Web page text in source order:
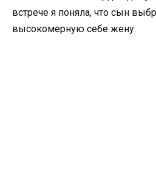
встрече я поняла, что сын
высокомерную себе жену.